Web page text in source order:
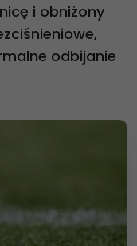
i obniżony
odbijanie